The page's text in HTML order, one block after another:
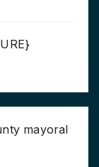
mayoral